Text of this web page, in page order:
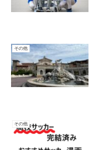
その他
その他